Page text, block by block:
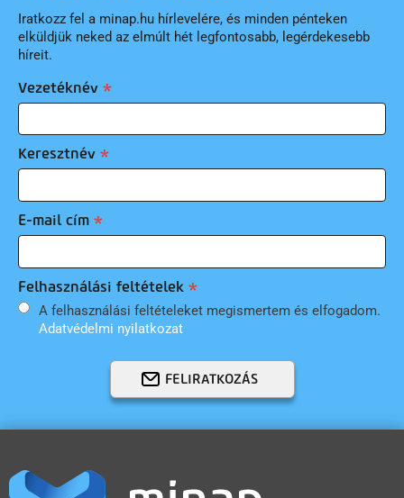
Iratkozz fel a minap.hu hírlevelére, és minden pénteken
elküldjük neked az elmúlt hét legfontosabb, legérdekesebb
híreit.
Vezetéknév
Keresztnév
E-mail cím
Felhasználási feltételek
A felhasználási feltételeket megismertem és elfogadom.
Adatvédelmi nyilatkozat
FELIRATKOZÁS